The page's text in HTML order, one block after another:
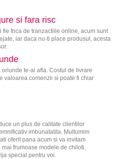
si fara risc
fie frica de tranzactiile online, acum sunt
iar daca nu-ti place produsul, acesta
oriunde te-ai afla. Costul de livrare
valoarea comenzii si poate fi chiar
un plus de calitate clientilor
imbunatatita. Multumim
oferit pana acum si va invitam
frumoase modele de chiloti,
special pentru voi.